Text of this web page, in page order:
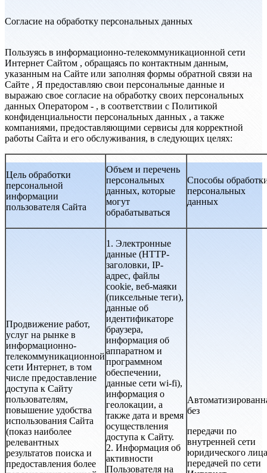
Согласие на обработку персональных данных
Пользуясь в информационно-телекоммуникационной сети
Интернет Сайтом , обращаясь по контактным данным,
указанным на Сайте или заполняя формы обратной связи на
Сайте , Я предоставляю свои персональные данные и
выражаю свое согласие на обработку своих персональных
данных Оператором - , в соответствии с Политикой
конфиденциальности персональных данных , а также
компаниями, предоставляющими сервисы для корректной
работы Сайта и его обслуживания, в следующих целях:
Цель обработки
персональной
информации
пользователя Сайта
Объем и перечень
персональных
данных, которые
могут
обрабатываться
Способы
персональных
данных
Продвижение работ,
услуг на рынке в
информационно-
телекоммуникационной
сети Интернет, в том
числе предоставление
доступа к Сайту
пользователям,
повышение удобства
использования Сайта
(показ наиболее
релевантных
результатов поиска и
предоставления более
1. Электронные
данные (HTTP-
заголовки, IP-
адрес, файлы
cookie, веб-маяки
(пиксельные теги),
данные об
идентификаторе
браузера,
информация об
аппаратном и
программном
обеспечении,
данные сети wi-fi),
информация о
геолокации, а
также дата и время
осуществления
доступа к Сайту.
2. Информация об
активности
Пользователя на
без
передачи по
внутренней сети
юридического
передачей по сети